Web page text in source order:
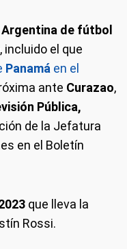
de fútbol
, incluido el que
Panamá en el
ante Curazao,
Pública,
de la Jefatura
en el Boletín
que lleva la
Rossi.